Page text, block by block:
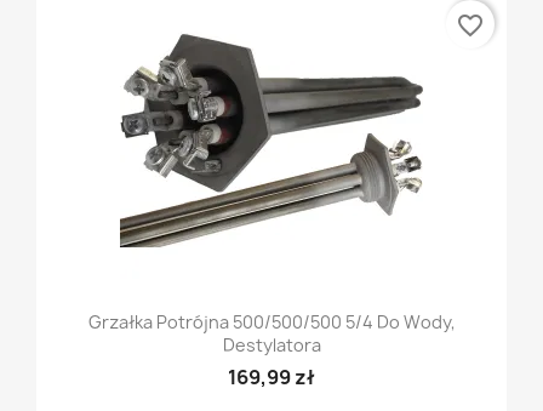
Grzałka Potrójna 500/500/500 5/4 Do Wody,
Destylatora
169,99 zł
favorite_border